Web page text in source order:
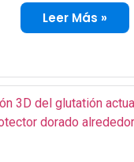
Leer Más »